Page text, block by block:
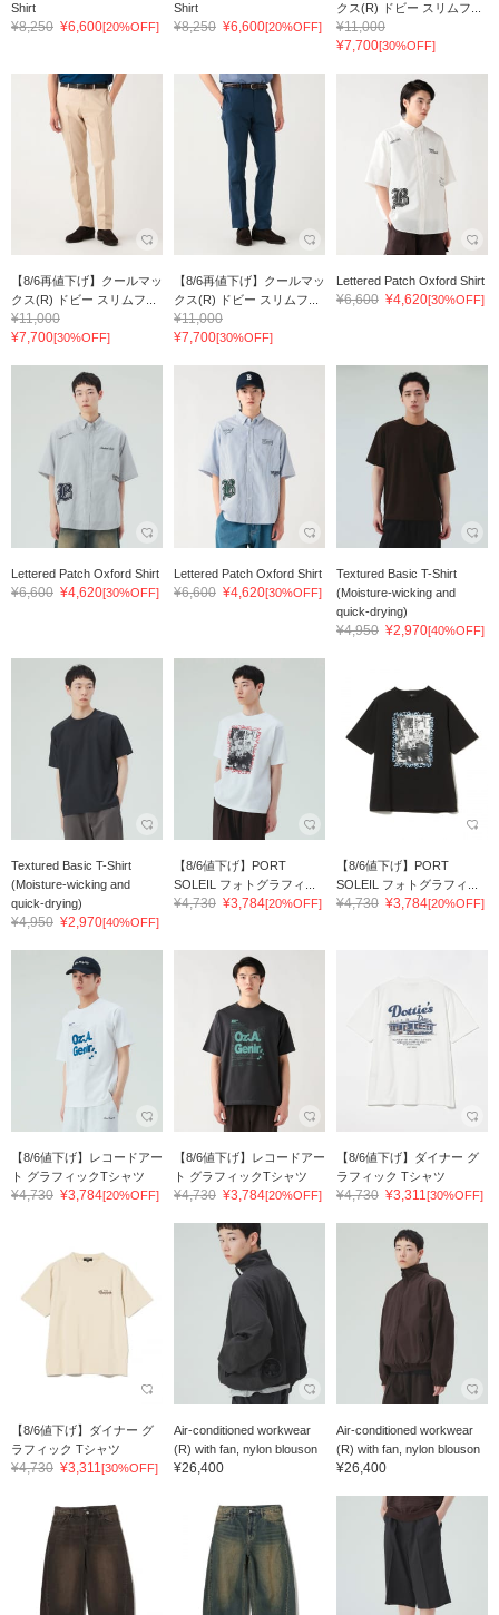
Shirt
¥8,250 ¥6,600[20%OFF]
Shirt
¥8,250 ¥6,600[20%OFF]
クス(R) ドビー スリムフ...
¥11,000
¥7,700[30%OFF]
【8/6再値下げ】クールマッ
クス(R) ドビー スリムフ...
¥11,000
¥7,700[30%OFF]
【8/6再値下げ】クールマッ
クス(R) ドビー スリムフ...
¥11,000
¥7,700[30%OFF]
Lettered Patch Oxford Shirt
¥6,600 ¥4,620[30%OFF]
Lettered Patch Oxford Shirt
¥6,600 ¥4,620[30%OFF]
Lettered Patch Oxford Shirt
¥6,600 ¥4,620[30%OFF]
Textured Basic T-Shirt
(Moisture-wicking and
quick-drying)
¥4,950 ¥2,970[40%OFF]
Textured Basic T-Shirt
(Moisture-wicking and
quick-drying)
¥4,950 ¥2,970[40%OFF]
【8/6値下げ】PORT
SOLEIL フォトグラフィ...
¥4,730 ¥3,784[20%OFF]
【8/6値下げ】PORT
SOLEIL フォトグラフィ...
¥4,730 ¥3,784[20%OFF]
【8/6値下げ】レコードアー
ト グラフィックTシャツ
¥4,730 ¥3,784[20%OFF]
【8/6値下げ】レコードアー
ト グラフィックTシャツ
¥4,730 ¥3,784[20%OFF]
【8/6値下げ】ダイナー グ
ラフィック Tシャツ
¥4,730 ¥3,311[30%OFF]
【8/6値下げ】ダイナー グ
ラフィック Tシャツ
¥4,730 ¥3,311[30%OFF]
Air-conditioned workwear
(R) with fan, nylon blouson
¥26,400
Air-conditioned workwear
(R) with fan, nylon blouson
¥26,400